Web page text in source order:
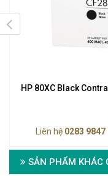
HP 80XC Black
Liên hệ 0283 9847
SẢN PHẨM KHÁC